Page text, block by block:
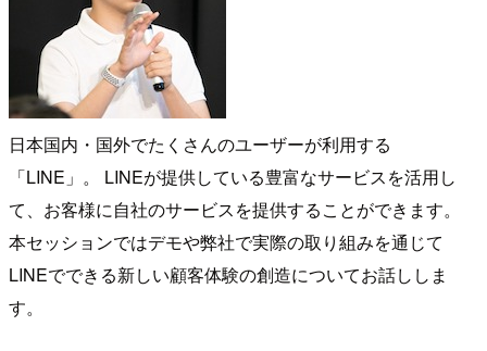
日本国内・国外でたくさんのユーザーが利用する
「LINE」。 LINEが提供している豊富なサービスを活用し
て、お客様に自社のサービスを提供することができます。
本セッションではデモや弊社で実際の取り組みを通じて
LINEでできる新しい顧客体験の創造についてお話ししま
す。